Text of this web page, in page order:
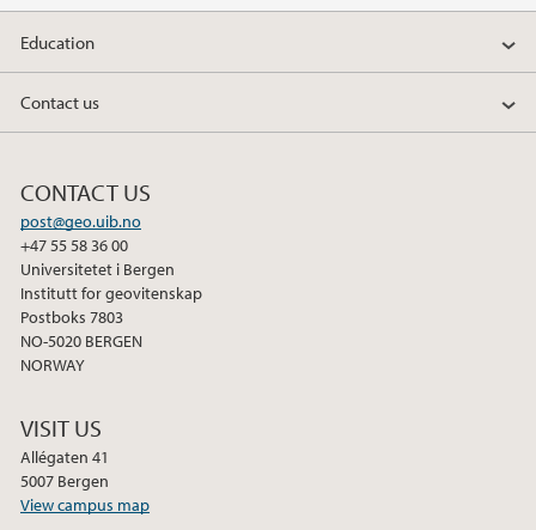
w
t
e
i
k
d
a
e
o
k
Education
Contact us
CONTACT US
post@geo.uib.no
+47 55 58 36 00
Universitetet i Bergen
Institutt for geovitenskap
Postboks 7803
NO-5020 BERGEN
NORWAY
VISIT US
Allégaten 41
5007 Bergen
View campus map